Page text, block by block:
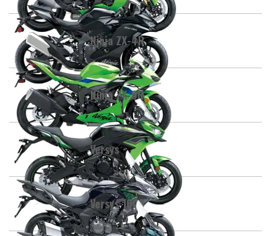
Ninja ZX-4R
Ninja ZX-6R
Versys
Versys 1000